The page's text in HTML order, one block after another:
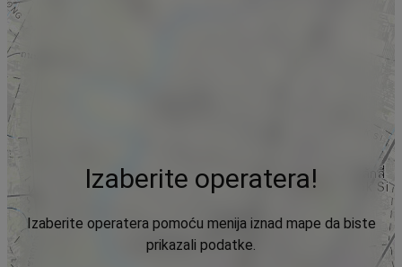
Izaberite operatera!
Izaberite operatera pomoću menija iznad mape da biste
prikazali podatke.